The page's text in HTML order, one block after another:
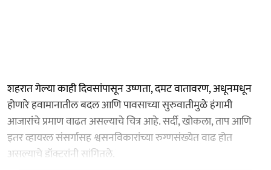
शहरात गेल्या काही दिवसांपासून उष्णता, दमट वातावरण, अधूनमधून
होणारे हवामानातील बदल आणि पावसाच्या सुरुवातीमुळे हंगामी
आजारांचे प्रमाण वाढत असल्याचे चित्र आहे. सर्दी, खोकला, ताप आणि
इतर व्हायरल संसर्गासह श्वसनविकारांच्या रुग्णसंख्येत वाढ होत
असल्याचे डॉक्टरांनी सांगितले.